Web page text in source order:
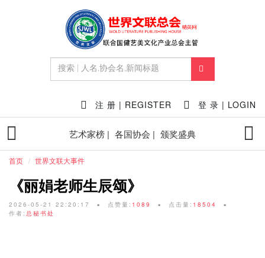
注 册 | REGISTER 登 录 | LOGIN
艺术家榜 | 各国协会 | 颁奖盛典
首页 世界文联大事件
《丽娟老师生辰颂》
2026-05-21 22:20:17 点赞量: 1089 点击量: 18504
作者: 总秘书处